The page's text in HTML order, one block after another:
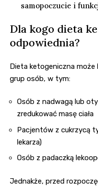
samopoczucie i
Dla kogo dieta
odpowiednia?
Dieta ketogeniczna
grup osób, w tym:
Osób z nadwagą lub
zredukować masę ciała
Pacjentów z cukrzycą
lekarza)
Osób z padaczką
Jednakże, przed